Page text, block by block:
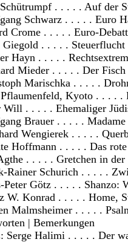
. . . . . Auf der
Schwarz . . . . . Euro
Crome . . . . . Euro-
Giegold . . . . .
Hayn . . . . .
Mieder . . . . . Der Fisch
Marischka . . . . .
Kyoto . . . . .
Will . . . . . Ehemaliger
Brauer . . . . .
Wengierek . . . . .
Hoffmann . . . . . Das
. . . . . Gretchen in
Rainer Schurich . . . . .
Peter Götz . . . . . Shanzo:
W. Konrad . . . . . Home,
Malmsheimer . . . . .
| Bemerkungen
Serge Halimi . . . . . Der